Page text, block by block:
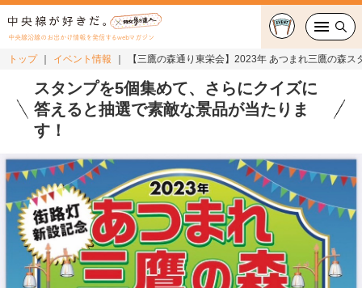
中央線沿線のお出かけ情報を発信するwebマガジン
グルメ・カフェ
スイーツ・テイクアウト
おでかけ
ショッピング
中央線カルチャー
特集
トップ イベント情報 【三鷹の森通り東栄会】2023年 あつまれ三鷹の森ス
スタンプを5個集めて、さらにクイズに
答えると抽選で素敵な景品が当たりま
す！